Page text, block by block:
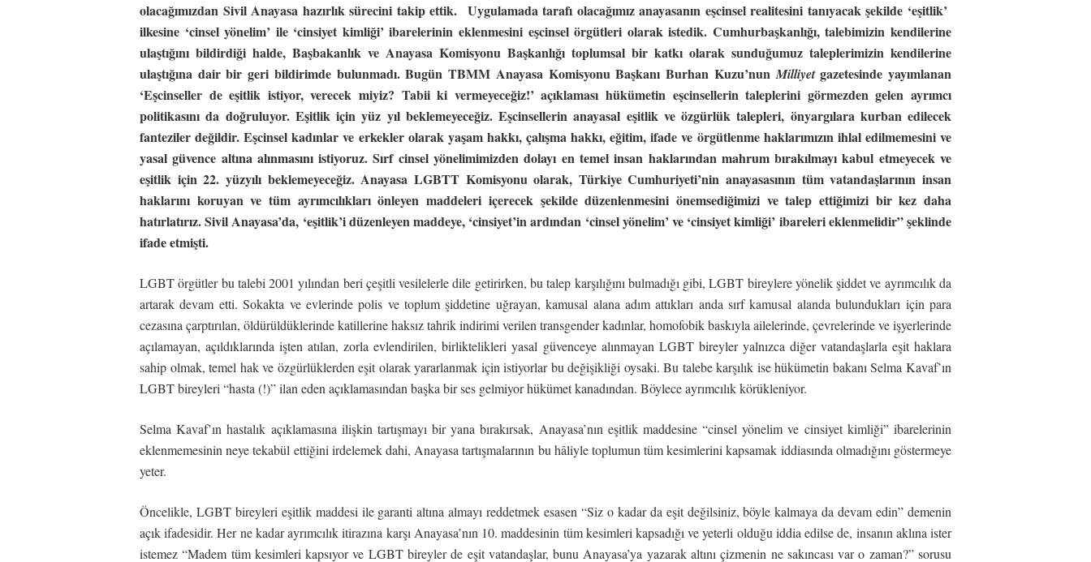
olacağımızdan Sivil Anayasa hazırlık sürecini takip ettik. Uygulamada tarafı olacağımız anayasanın eşcinsel realitesini tanıyacak şekilde ‘eşitlik’
ilkesine ‘cinsel yönelim’ ile ‘cinsiyet kimliği’ ibarelerinin eklenmesini eşcinsel örgütleri olarak istedik. Cumhurbaşkanlığı, talebimizin kendilerine
ulaştığını bildirdiği halde, Başbakanlık ve Anayasa Komisyonu Başkanlığı toplumsal bir katkı olarak sunduğumuz taleplerimizin kendilerine
ulaştığına dair bir geri bildirimde bulunmadı.Bugün TBMM Anayasa Komisyonu Başkanı Burhan Kuzu’nunMilliyetgazetesinde yayımlanan
‘Eşcinseller de eşitlik istiyor, verecek miyiz? Tabii ki vermeyeceğiz!’ açıklaması hükümetin eşcinsellerin taleplerini görmezden gelen ayrımcı
politikasını da doğruluyor. Eşitlik için yüz yıl beklemeyeceğiz. Eşcinsellerin anayasal eşitlik ve özgürlük talepleri, önyargılara kurban edilecek
fanteziler değildir. Eşcinsel kadınlar ve erkekler olarak yaşam hakkı, çalışma hakkı, eğitim, ifade ve örgütlenme haklarımızın ihlal edilmemesini ve
yasal güvence altına alınmasını istiyoruz. Sırf cinsel yönelimimizden dolayı en temel insan haklarından mahrum bırakılmayı kabul etmeyecek ve
eşitlik için 22. yüzyılı beklemeyeceğiz. Anayasa LGBTT Komisyonu olarak, Türkiye Cumhuriyeti’nin anayasasının tüm vatandaşlarının insan
haklarını koruyan ve tüm ayrımcılıkları önleyen maddeleri içerecek şekilde düzenlenmesini önemsediğimizi ve talep ettiğimizi bir kez daha
hatırlatırız.Sivil Anayasa’da, ‘eşitlik’i düzenleyen maddeye, ‘cinsiyet’in ardından ‘cinsel yönelim’ ve ‘cinsiyet kimliği’ ibareleri eklenmelidir”şeklinde
ifade etmişti.
LGBT örgütler bu talebi 2001 yılından beri çeşitli vesilelerle dile getirirken, bu talep karşılığını bulmadığı gibi, LGBT bireylere yönelik şiddet ve ayrımcılık da
artarak devam etti. Sokakta ve evlerinde polis ve toplum şiddetine uğrayan, kamusal alana adım attıkları anda sırf kamusal alanda bulundukları için para
cezasına çarptırılan, öldürüldüklerinde katillerine haksız tahrik indirimi verilen transgender kadınlar, homofobik baskıyla ailelerinde, çevrelerinde ve işyerlerinde
açılamayan, açıldıklarında işten atılan, zorla evlendirilen, birliktelikleri yasal güvenceye alınmayan LGBT bireyler yalnızca diğer vatandaşlarla eşit haklara
sahip olmak, temel hak ve özgürlüklerden eşit olarak yararlanmak için istiyorlar bu değişikliği oysaki. Bu talebe karşılık ise hükümetin bakanı Selma Kavaf’ın
LGBT bireyleri “hasta (!)” ilan eden açıklamasından başka bir ses gelmiyor hükümet kanadından. Böylece ayrımcılık körükleniyor.
Selma Kavaf’ın hastalık açıklamasına ilişkin tartışmayı bir yana bırakırsak, Anayasa’nın eşitlik maddesine “cinsel yönelim ve cinsiyet kimliği” ibarelerinin
eklenmemesinin neye tekabül ettiğini irdelemek dahi, Anayasa tartışmalarının bu hâliyle toplumun tüm kesimlerini kapsamak iddiasında olmadığını göstermeye
yeter.
Öncelikle, LGBT bireyleri eşitlik maddesi ile garanti altına almayı reddetmek esasen “Siz o kadar da eşit değilsiniz, böyle kalmaya da devam edin” demenin
açık ifadesidir. Her ne kadar ayrımcılık itirazına karşı Anayasa’nın 10. maddesinin tüm kesimleri kapsadığı ve yeterli olduğu iddia edilse de, insanın aklına ister
istemez “Madem tüm kesimleri kapsıyor ve LGBT bireyler de eşit vatandaşlar, bunu Anayasa’ya yazarak altını çizmenin ne sakıncası var o zaman?” sorusu